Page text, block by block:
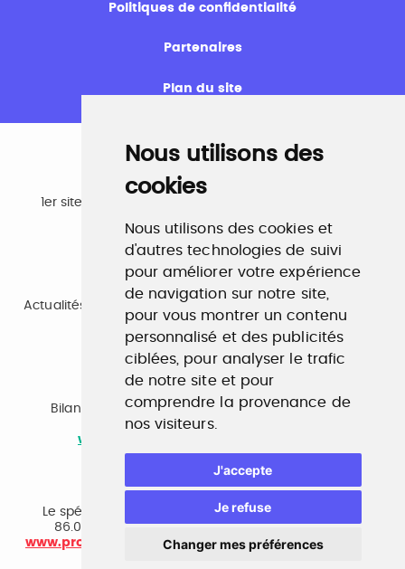
Nous utilisons des
cookies
Nous utilisons des cookies et
d'autres technologies de suivi
pour améliorer votre expérience
de navigation sur notre site,
pour vous montrer un contenu
personnalisé et des publicités
ciblées, pour analyser le trafic
de notre site et pour
comprendre la provenance de
nos visiteurs.
J'accepte
Je refuse
Changer mes préférences
Politiques de confidentialité
Partenaires
Plan du site
Emploi
1er site emploi du secteur culturel 784.000 visites et
www.profilculture.com
Formation
Actualités, guide et annuaire des formations aux métiers
de la culture.
www.profilculture-formation.com
Accompagnement professionnel
Bilan de compétences, coaching, techniques de
recherche d'emploi, entretien conseil.
www.profilculture-competences.com
Le spécialiste du secteur culturel, une cvthèque de
86.000 CV et réseau unique de professionnels.
www.profilculture-conseil.com/cabinet-recrutement